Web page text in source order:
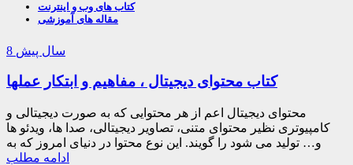
کتاب های وب و اینترنت
مقاله های آموزشی
8 سال پیش
کتاب محتوای دیجیتال ، مفاهیم و ابتکار عملها
محتوای دیجیتال اعم از هر محتوایی که به صورت دیجیتالی و
کامپیوتری نظیر محتوای متنی، تصاویر دیجیتالی، صدا ها، ویدئو ها
و… تولید می شود را گویند. این نوع محتوا در دنیای امروز که به
ادامه مطلب